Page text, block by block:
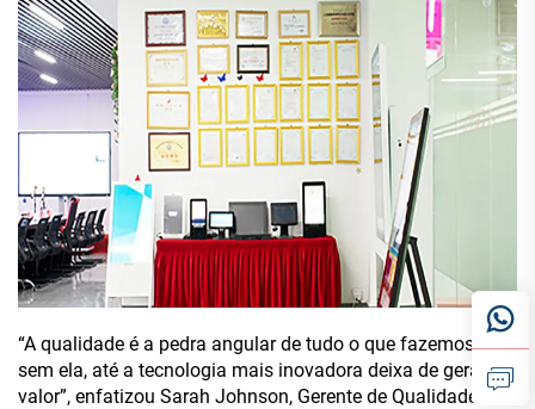
“A qualidade é a pedra angular de tudo o que fazemos —
sem ela, até a tecnologia mais inovadora deixa de gerar
valor”, enfatizou Sarah Johnson, Gerente de Qualidade da